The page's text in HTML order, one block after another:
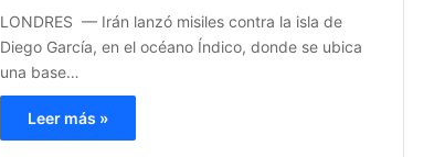
LONDRES — Irán lanzó misiles contra la isla de
Diego García, en el océano Índico, donde se ubica
una base…
Leer más »